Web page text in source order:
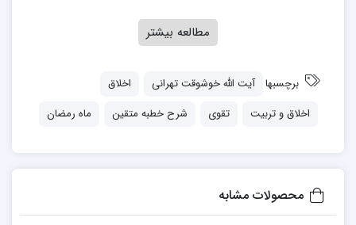
مطالعه بیشتر
برچسبها آیت الله خوشوقت تهرانی
اخلاق
اخلاق و تربیت
تقوی شرح خطبه متقین ماه رمضان
محصولات مشابه